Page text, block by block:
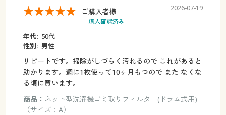
ご購入者様
購入確認済み
2026-07-19
年代: 50代
性別: 男性
リピートです。掃除がしづらく汚れるので これがあると
助かります。週に1枚使って10ヶ月もつので また なくな
る頃に買います。
商品： ネット型洗濯機ゴミ取りフィルター(ドラム式用)
（サイズ：A）